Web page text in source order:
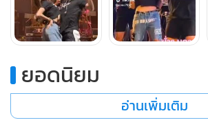
ยอดนิยม
อ่านเพิ่มเติม